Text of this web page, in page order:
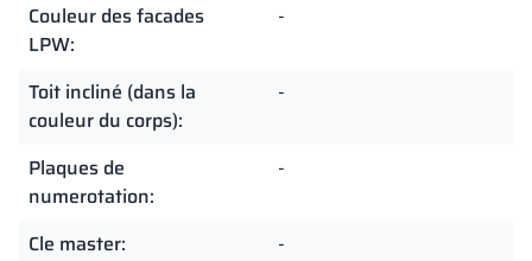
Couleur des facades
LPW:
-
Toit incliné (dans la
couleur du corps):
-
Plaques de
numerotation:
-
Cle master:
-